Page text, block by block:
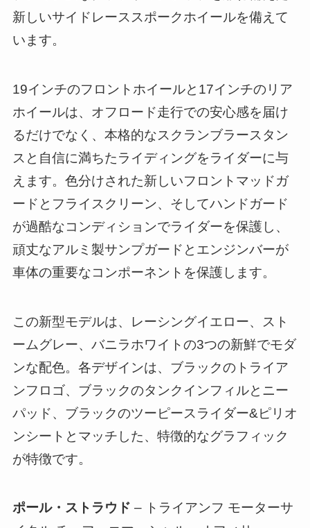
新しいサイドレーススポークホイールを備えて
います。
19インチのフロントホイールと17インチのリア
ホイールは、オフロード走行での安心感を届け
るだけでなく、本格的なスクランブラースタン
スと自信に満ちたライディングをライダーに与
えます。色分けされた新しいフロントマッドガ
ードとフライスクリーン、そしてハンドガード
が過酷なコンディションでライダーを保護し、
頑丈なアルミ製サンプガードとエンジンバーが
車体の重要なコンポーネントを保護します。
この新型モデルは、レーシングイエロー、スト
ームグレー、バニラホワイトの3つの新鮮でモダ
ンな配色。各デザインは、ブラックのトライア
ンフロゴ、ブラックのタンクインフィルとニー
パッド、ブラックのツーピースライダー&ピリオ
ンシートとマッチした、特徴的なグラフィック
が特徴です。
ポール・ストラウド – トライアンフ モーターサ